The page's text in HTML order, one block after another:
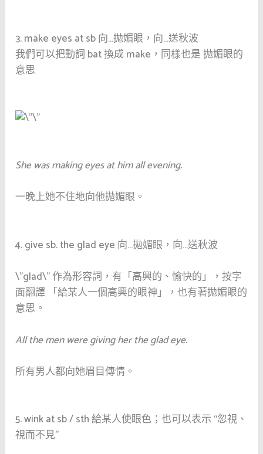
3. make eyes at sb向…拋媚眼，向…送秋波
我們可以把動詞 bat 換成 make，同樣也是 拋媚眼的
意思
She was making eyes at him all evening.
一晚上她不住地向他拋媚眼。
4. give sb. the glad eye 向…拋媚眼，向…送秋波
\”glad\” 作為形容詞，有「高興的、愉快的」，按字
面翻譯 「給某人一個高興的眼神」，也有著拋媚眼的
意思。
All the men were giving her the glad eye.
所有男人都向她眉目傳情。
5. wink at sb / sth給某人使眼色；也可以表示 “忽視、
視而不見”